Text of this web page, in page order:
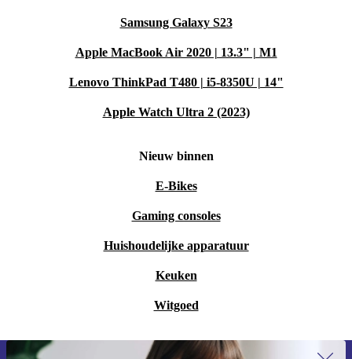
Samsung Galaxy S23
Apple MacBook Air 2020 | 13.3" | M1
Lenovo ThinkPad T480 | i5-8350U | 14"
Apple Watch Ultra 2 (2023)
Nieuw binnen
E-Bikes
Gaming consoles
Huishoudelijke apparatuur
Keuken
Witgoed